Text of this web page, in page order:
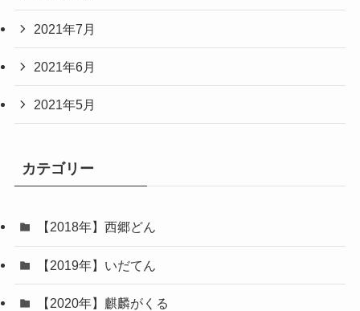
2021年7月
2021年6月
2021年5月
カテゴリー
【2018年】西郷どん
【2019年】いだてん
【2020年】麒麟がくる